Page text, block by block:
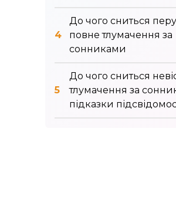
До чого сниться
повне тлумачення за
сонниками
До чого сниться
тлумачення за
підказки